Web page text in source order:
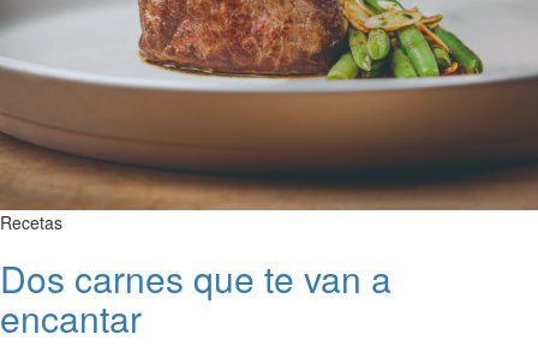
Recetas
Dos carnes que te van a
encantar